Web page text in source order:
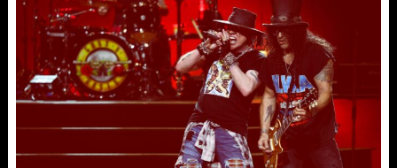
#NEBUDUDOMA
KALENDÁŘ
VIP
APLIKACE
PROGRAM
SOUTĚŽE